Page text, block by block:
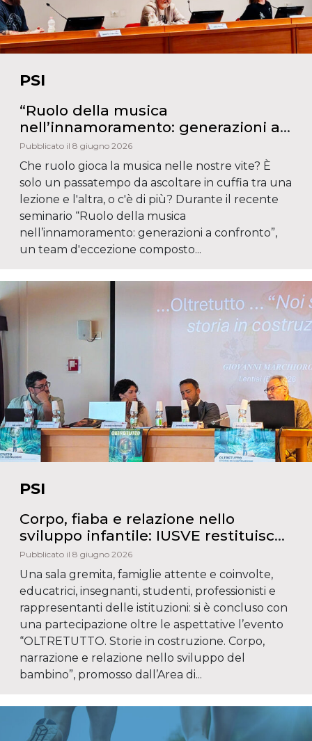
PSI
“Ruolo della musica
nell’innamoramento: generazioni a
confronto”. Musica, emozioni e
identità nel convegno IUSVE
Pubblicato il 8 giugno 2026
Che ruolo gioca la musica nelle nostre vite? È
solo un passatempo da ascoltare in cuffia tra una
lezione e l'altra, o c'è di più? Durante il recente
seminario “Ruolo della musica
nell’innamoramento: generazioni a confronto”,
un team d'eccezione composto...
PSI
Corpo, fiaba e relazione nello
sviluppo infantile: IUSVE restituisce
al territorio i risultati del progetto
OLTRETUTTO
Pubblicato il 8 giugno 2026
Una sala gremita, famiglie attente e coinvolte,
educatrici, insegnanti, studenti, professionisti e
rappresentanti delle istituzioni: si è concluso con
una partecipazione oltre le aspettative l’evento
“OLTRETUTTO. Storie in costruzione. Corpo,
narrazione e relazione nello sviluppo del
bambino”, promosso dall’Area di...